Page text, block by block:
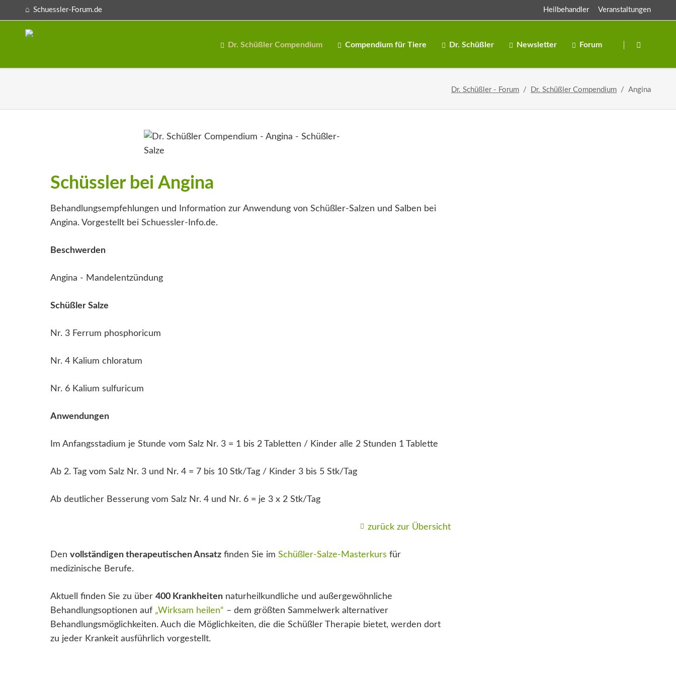
Schuessler-Forum.de Heilbehandler Veranstaltungen
überspringen
Dr. Schüßler Compendium Compendium für Tiere Dr. Schüßler
Salben
Newsletter Forum
Dr. Schüßler - Forum Dr. Schüßler Compendium Angina
Schüssler bei Angina
Behandlungsempfehlungen und Information zur Anwendung von Schüßler-Salzen und Salben bei
Angina. Vorgestellt bei Schuessler-Info.de.
Beschwerden
Angina - Mandelentzündung
Schüßler Salze
Nr. 3 Ferrum phosphoricum
Nr. 4 Kalium chloratum
Nr. 6 Kalium sulfuricum
Anwendungen
Im Anfangsstadium je Stunde vom Salz Nr. 3 = 1 bis 2 Tabletten / Kinder alle 2 Stunden 1 Tablette
Ab 2. Tag vom Salz Nr. 3 und Nr. 4 = 7 bis 10 Stk/Tag / Kinder 3 bis 5 Stk/Tag
Ab deutlicher Besserung vom Salz Nr. 4 und Nr. 6 = je 3 x 2 Stk/Tag
zurück zur Übersicht
Den vollständigen therapeutischen Ansatzfinden Sie im Schüßler-Salze-Masterkurs für
medizinische Berufe.
Aktuell finden Sie zu über 400 Krankheitennaturheilkundliche und außergewöhnliche
Behandlungsoptionen auf „Wirksam heilen“ – dem größten Sammelwerk alternativer
Behandlungsmöglichkeiten. Auch die Möglichkeiten, die die Schüßler Therapie bietet, werden dort
zu jeder Krankeit ausführlich vorgestellt.